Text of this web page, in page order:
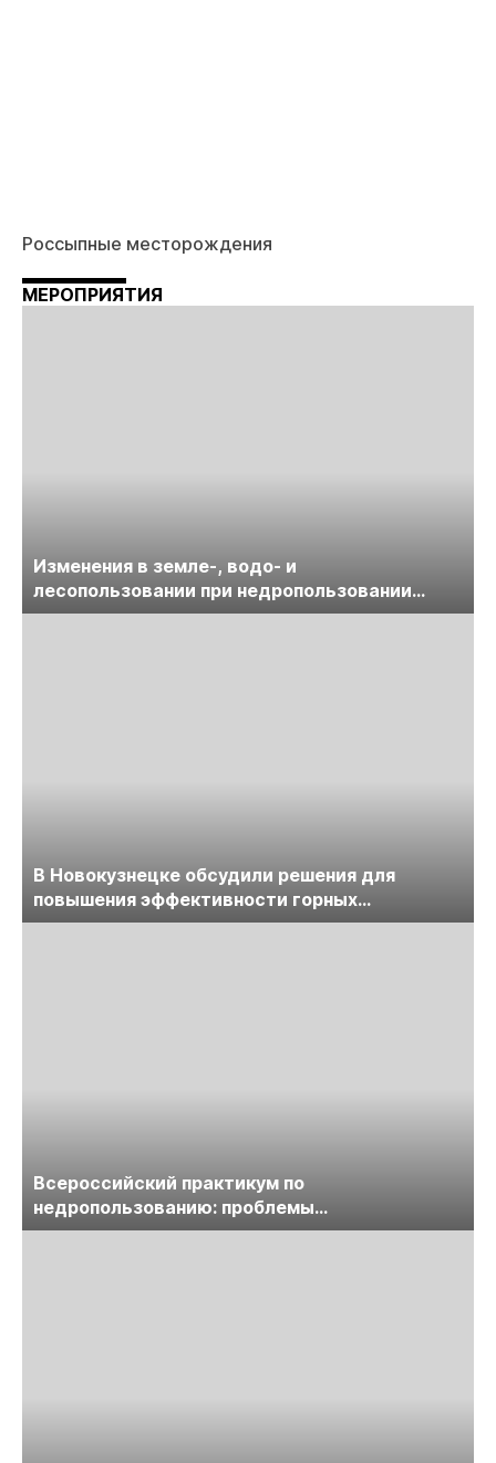
Россыпные месторождения
МЕРОПРИЯТИЯ
Изменения в земле-, водо- и
лесопользовании при недропользовании
обсудят на семинаре «ПравоТЭК»
В Новокузнецке обсудили решения для
повышения эффективности горных
предприятий
Всероссийский практикум по
недропользованию: проблемы
лицензирования, цифровизации, экспертизы